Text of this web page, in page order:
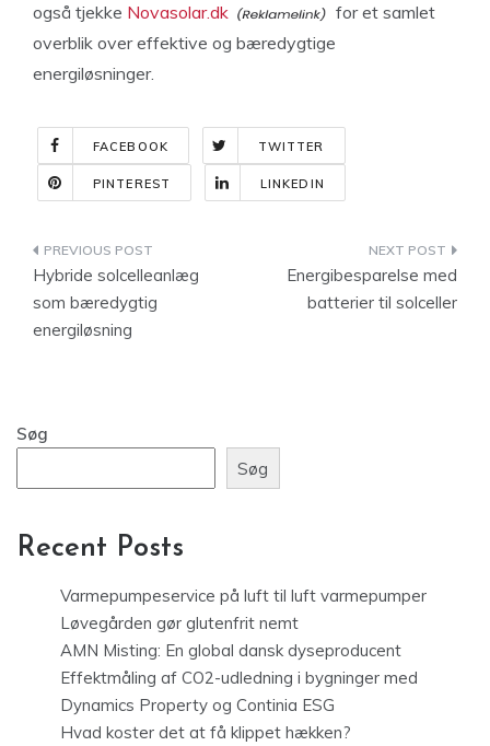
også tjekke Novasolar.dk
for et samlet
overblik over effektive og bæredygtige
energiløsninger.
FACEBOOK TWITTER
PINTEREST LINKEDIN
Indlægsnavigation
Hybride solcelleanlæg
som bæredygtig
energiløsning
Energibesparelse med
batterier til solceller
Søg
Søg
Recent Posts
Varmepumpeservice på luft til luft varmepumper
Løvegården gør glutenfrit nemt
AMN Misting: En global dansk dyseproducent
Effektmåling af CO2-udledning i bygninger med
Dynamics Property og Continia ESG
Hvad koster det at få klippet hækken?